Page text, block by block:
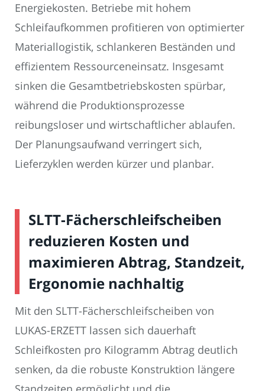
Energiekosten. Betriebe mit hohem
Schleifaufkommen profitieren von optimierter
Materiallogistik, schlankeren Beständen und
effizientem Ressourceneinsatz. Insgesamt
sinken die Gesamtbetriebskosten spürbar,
während die Produktionsprozesse
reibungsloser und wirtschaftlicher ablaufen.
Der Planungsaufwand verringert sich,
Lieferzyklen werden kürzer und planbar.
SLTT-Fächerschleifscheiben
reduzieren Kosten und
maximieren Abtrag, Standzeit,
Ergonomie nachhaltig
Mit den SLTT-Fächerschleifscheiben von
LUKAS-ERZETT lassen sich dauerhaft
Schleifkosten pro Kilogramm Abtrag deutlich
senken, da die robuste Konstruktion längere